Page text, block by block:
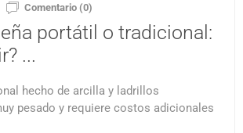
Comentario (0)
portátil o tradicional:
...
hecho de arcilla y ladrillos
pesado y requiere costos adicionales